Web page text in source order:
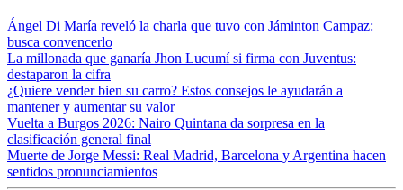
Ángel Di María reveló la charla que tuvo con Jáminton Campaz:
busca convencerlo
La millonada que ganaría Jhon Lucumí si firma con Juventus:
destaparon la cifra
¿Quiere vender bien su carro? Estos consejos le ayudarán a
mantener y aumentar su valor
Vuelta a Burgos 2026: Nairo Quintana da sorpresa en la
clasificación general final
Muerte de Jorge Messi: Real Madrid, Barcelona y Argentina hacen
sentidos pronunciamientos